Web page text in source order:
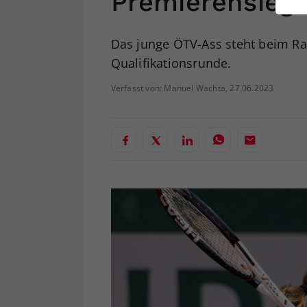
Das junge ÖTV-Ass steht beim
Qualifikationsrunde.
Verfasst von: Manuel Wachta, 27.06.2023